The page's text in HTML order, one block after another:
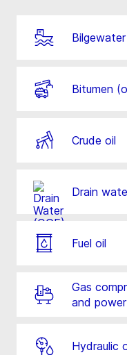
Bilgewater
Bitumen
Crude oil
Drain
Fuel oil
Gas
and
Hydraulic